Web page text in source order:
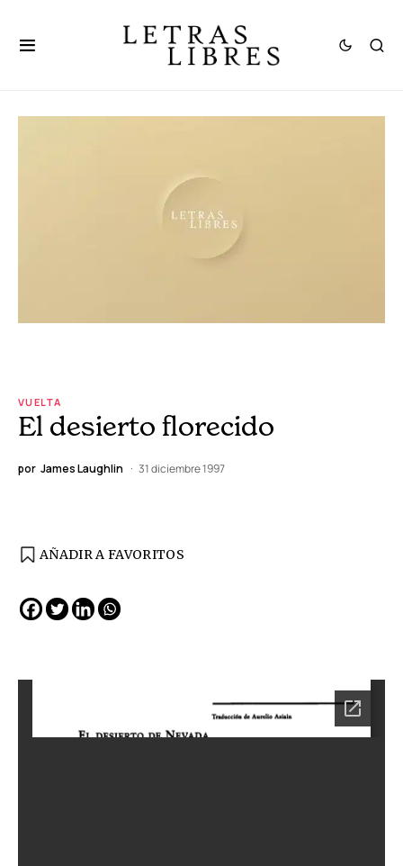
VUELTA
El desierto florecido
por James Laughlin 31 diciembre 1997
AÑADIR A FAVORITOS